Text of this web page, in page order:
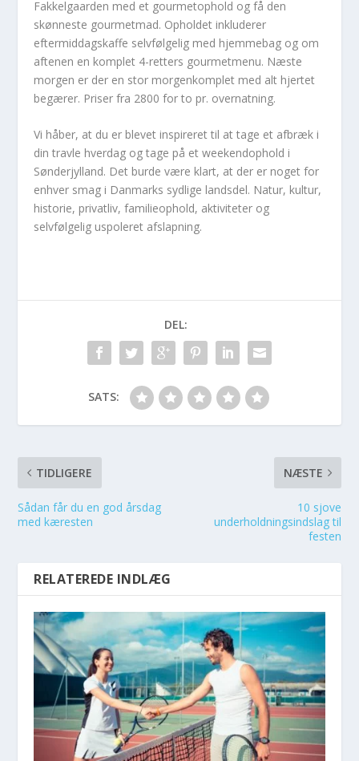
Fakkelgaarden med et gourmetophold og få den
skønneste gourmetmad. Opholdet inkluderer
eftermiddagskaffe selvfølgelig med hjemmebag og om
aftenen en komplet 4-retters gourmetmenu. Næste
morgen er der en stor morgenkomplet med alt hjertet
begærer. Priser fra 2800 for to pr. overnatning.
Vi håber, at du er blevet inspireret til at tage et afbræk i
din travle hverdag og tage på et weekendophold i
Sønderjylland. Det burde være klart, at der er noget for
enhver smag i Danmarks sydlige landsdel. Natur, kultur,
historie, privatliv, familieophold, aktiviteter og
selvfølgelig uspoleret afslapning.
DEL:
SATS:
TIDLIGERE
Sådan får du en god årsdag
med kæresten
NÆSTE
10 sjove
underholdningsindslag til
festen
RELATEREDE INDLÆG